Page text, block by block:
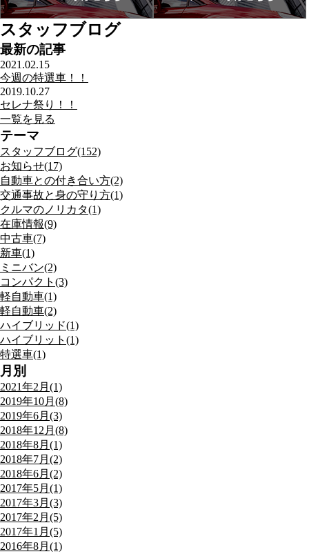
スタッフブログ
最新の記事
2021.02.15
今週の特選車！！
2019.10.27
セレナ祭り！！
一覧を見る
テーマ
スタッフブログ(152)
お知らせ(17)
自動車との付き合い方(2)
交通事故と身の守り方(1)
クルマのノリカタ(1)
在庫情報(9)
中古車(7)
新車(1)
ミニバン(2)
コンパクト(3)
軽自動車(1)
軽自動車(2)
ハイブリッド(1)
ハイブリット(1)
特選車(1)
月別
2021年2月(1)
2019年10月(8)
2019年6月(3)
2018年12月(8)
2018年8月(1)
2018年7月(2)
2018年6月(2)
2017年5月(1)
2017年3月(3)
2017年2月(5)
2017年1月(5)
2016年8月(1)